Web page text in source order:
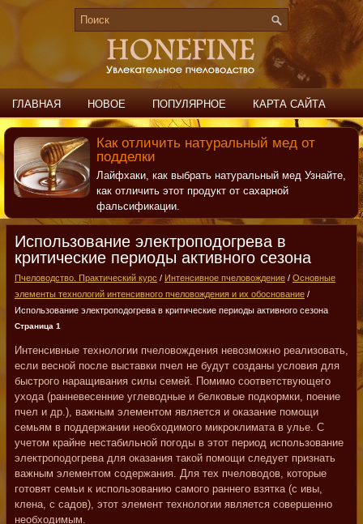
ГЛАВНАЯ НОВОЕ ПОПУЛЯРНОЕ КАРТА САЙТА
ПОИСК КОНТАКТЫ
Как отличить натуральный мед от
подделки
Лайфхаки, как выбрать натуральный мед Узнайте,
как отличить этот продукт от сахарной
фальсификации.
Использование электроподогрева в
критические периоды активного сезона
Пчеловодство. Практический курс / Интенсивное пчеловождение / Основные
элементы технологий интенсивного пчеловождения и их обоснование /
Использование электроподогрева в критические периоды активного сезона
Страница 1
Интенсивные технологии пчеловождения невозможно реализовать,
если весной после выставки пчел не будут созданы условия для
быстрого наращивания силы семей. Помимо соответствующего
ухода (ранневесенние углеводные и белковые подкормки, поение
пчел и др.), важным элементом является и оказание помощи
семьям в поддержании необходимого микроклимата в улье. С
учетом крайне нестабильной погоды в этот период использование
электроподогрева для оказания такой помощи следует признать
важным элементом содержания. Для тех пчеловодов, которые
готовят семьи к использованию самого раннего взятка (с ивы,
клена, с садов), этот элемент технологии является совершенно
необходимым.